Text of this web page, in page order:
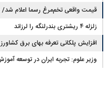
بوفالو از کجا وارد می‌شود؟/ هر کیلو
قیمت واقعی تخم‌مرغ رسما اعلام
زلزله ۴ ریشتری بندرلنگه را لرزاند
افزایش پلکانی تعرفه بهای برق
وزیر علوم: تجربه ایران در توسعه